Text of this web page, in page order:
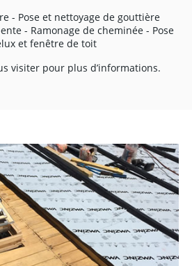
- Pose et nettoyage de gouttière
- Ramonage de cheminée - Pose
et fenêtre de toit
visiter pour plus d’informations.